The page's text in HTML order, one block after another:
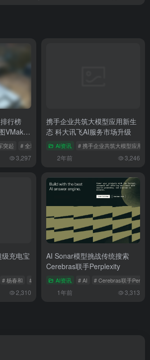
行榜
VMake
突起 # 全球AI图片应用11月排行榜 # 美图VMake跌落神
3,297
携手企业共筑大模型应用新生
态 科大讯飞AI服务市场升级
AI资讯 # 携手企业共筑大模型应用新
2年前 3,246
充电宝
# 杨春和 # 注采
2,310
AI Sonar模型挑战传统搜索
Cerebras联手Perplexity
AI资讯 # AI # Cerebras联手
1年前 3,313